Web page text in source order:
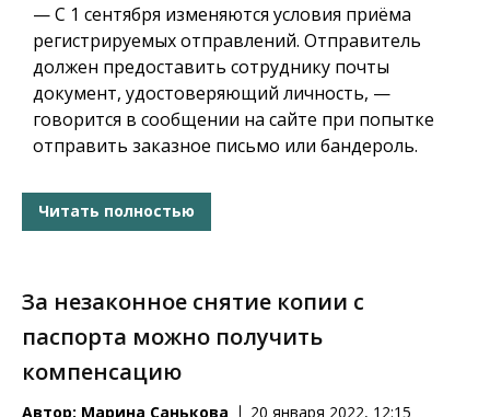
— С 1 сентября изменяются условия приёма
регистрируемых отправлений. Отправитель
должен предоставить сотруднику почты
документ, удостоверяющий личность, —
говорится в сообщении на сайте при попытке
отправить заказное письмо или бандероль.
Читать полностью
За незаконное снятие копии с
паспорта можно получить
компенсацию
Автор: Марина Санькова 20 января 2022, 12:15